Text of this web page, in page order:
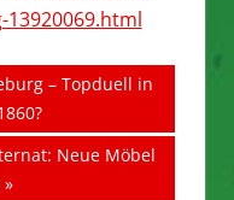
13920069.html
– Topduell in
Neue Möbel